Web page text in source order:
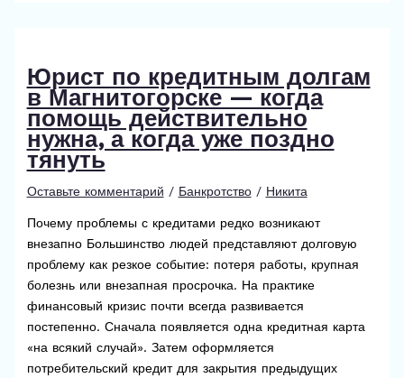
Юрист по кредитным долгам
в Магнитогорске — когда
помощь действительно
нужна, а когда уже поздно
тянуть
Оставьте комментарий / Банкротство/ Никита
Почему проблемы с кредитами редко возникают
внезапно Большинство людей представляют долговую
проблему как резкое событие: потеря работы, крупная
болезнь или внезапная просрочка. На практике
финансовый кризис почти всегда развивается
постепенно. Сначала появляется одна кредитная карта
«на всякий случай». Затем оформляется
потребительский кредит для закрытия предыдущих